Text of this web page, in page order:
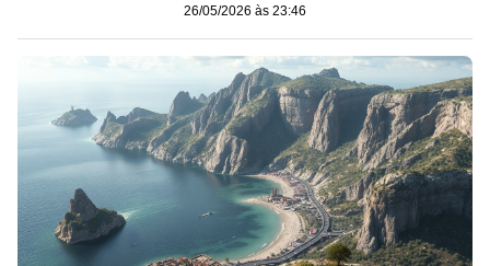
26/05/2026 às 23:46